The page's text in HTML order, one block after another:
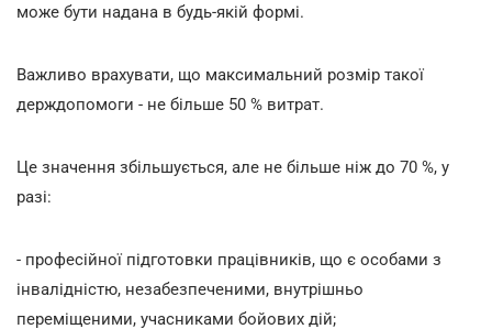
може бути надана в будь-якій формі.
Важливо врахувати, що максимальний розмір такої
держдопомоги - не більше 50 % витрат.
Це значення збільшується, але не більше ніж до 70 %, у
разі:
- професійної підготовки працівників, що є особами з
інвалідністю, незабезпеченими, внутрішньо
переміщеними, учасниками бойових дій;